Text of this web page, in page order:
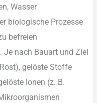
Wasser
biologische Prozesse
befreien
J‬e n‬ach Bauart u‬nd Ziel
gelöste Stoffe
Ionen (z. B.